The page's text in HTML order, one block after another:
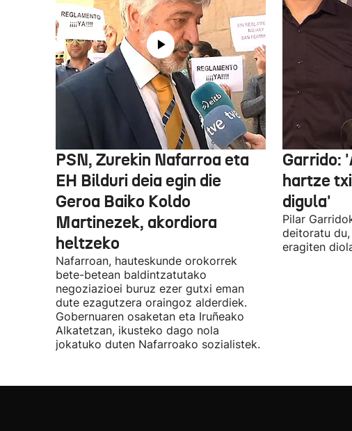
PSN, Zurekin Nafarroa eta
EH Bilduri deia egin die
Geroa Baiko Koldo
Martinezek, akordiora
heltzeko
Nafarroan, hauteskunde orokorrek
bete-betean baldintzatutako
negoziazioei buruz ezer gutxi eman
dute ezagutzera oraingoz alderdiek.
Gobernuaren osaketan eta Iruñeako
Alkatetzan, ikusteko dago nola
jokatuko duten Nafarroako sozialistek.
Garrido:
hartze
digula'
Pilar
deitoratu
eragiten